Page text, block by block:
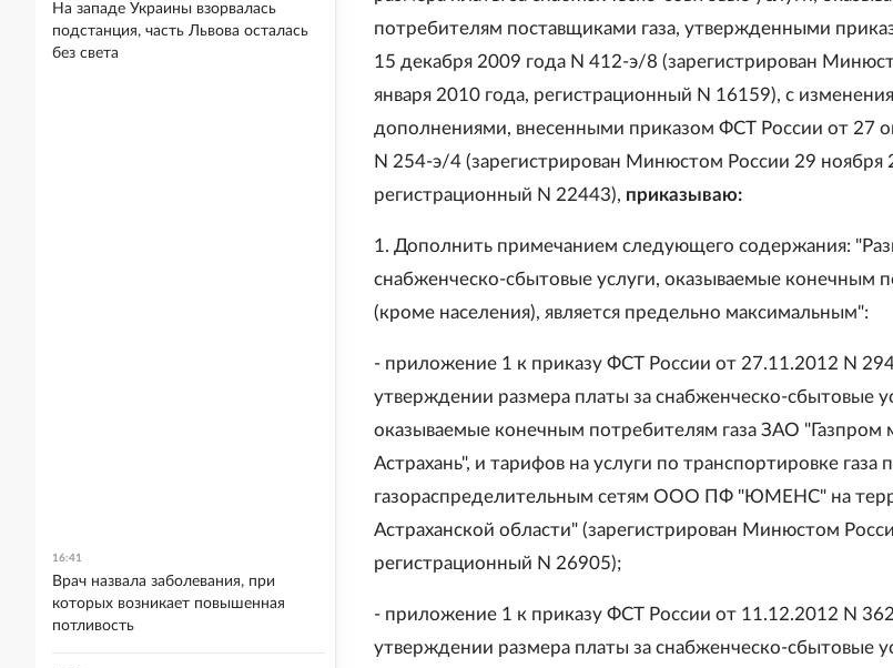
потребителям поставщиками газа, утвержденными
15 декабря 2009 года N 412-э/8 (зарегистрирован
января 2010 года, регистрационный N 16159), с
дополнениями, внесенными приказом ФСТ России от 27
N 254-э/4 (зарегистрирован Минюстом России 29 ноября
регистрационный N 22443), приказываю:
1. Дополнить примечанием следующего содержания:
снабженческо-сбытовые услуги, оказываемые конечным
(кроме населения), является предельно максимальным":
- приложение 1 к приказу ФСТ России от 27.11.2012 N
утверждении размера платы за снабженческо-сбытовые
оказываемые конечным потребителям газа ЗАО "Газпром
Астрахань", и тарифов на услуги по транспортировке газа
газораспределительным сетям ООО ПФ "ЮМЕНС" на
Астраханской области" (зарегистрирован Минюстом
регистрационный N 26905);
- приложение 1 к приказу ФСТ России от 11.12.2012 N
утверждении размера платы за снабженческо-сбытовые
На западе Украины взорвалась
подстанция, часть Львова осталась
без света
16:41
Врач назвала заболевания, при
которых возникает повышенная
потливость